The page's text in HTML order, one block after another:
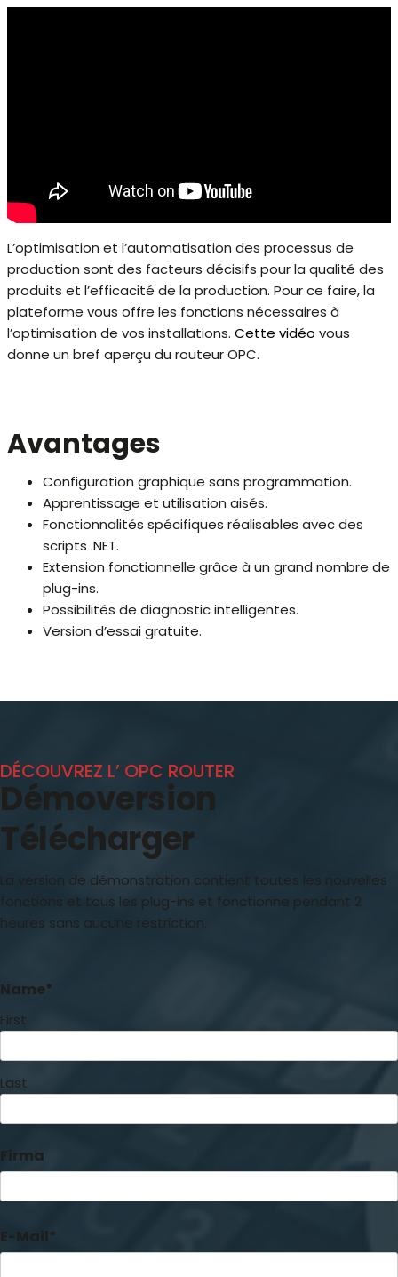
L’optimisation et l’automatisation des processus de
production sont des facteurs décisifs pour la qualité des
produits et l’efficacité de la production. Pour ce faire, la
plateforme vous offre les fonctions nécessaires à
l’optimisation de vos installations. Cette vidéo vous
donne un bref aperçu du routeur OPC.
Avantages
Configuration graphique sans programmation.
Apprentissage et utilisation aisés.
Fonctionnalités spécifiques réalisables avec des
scripts .NET.
Extension fonctionnelle grâce à un grand nombre de
plug-ins.
Possibilités de diagnostic intelligentes.
Version d’essai gratuite.
DÉCOUVREZ L’ OPC ROUTER
Démoversion
Télécharger
La version de démonstration contient toutes les nouvelles
fonctions et tous les plug-ins et fonctionne pendant 2
heures sans aucune restriction.
Name*
First
Last
Firma
E-Mail*